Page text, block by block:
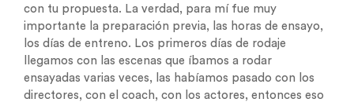
con tu propuesta. La verdad, para mí fue muy
importante la preparación previa, las horas de ensayo,
los días de entreno. Los primeros días de rodaje
llegamos con las escenas que íbamos a rodar
ensayadas varias veces, las habíamos pasado con los
directores, con el coach, con los actores, entonces eso